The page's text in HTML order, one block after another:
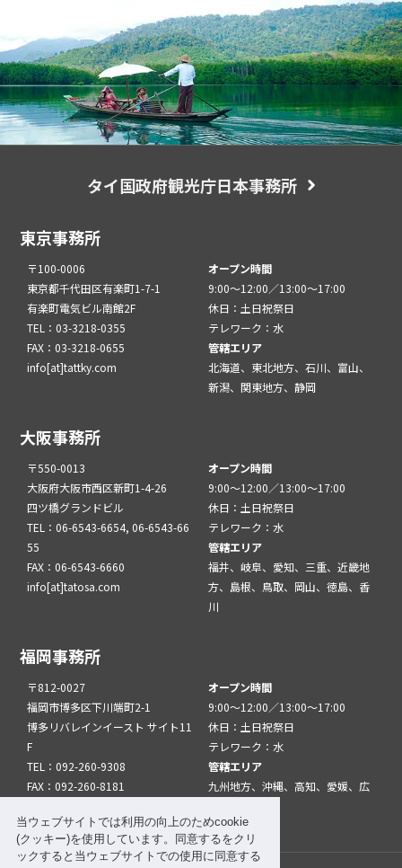
当ウェブサイトでは利用の向上のためcookie
(クッキー)を使用しています。同意するをクリ
ックすると当ウェブサイトでの使用に同意する
タイ国政府観光庁日本事務所
東京事務所
〒100-0006
東京都千代田区有楽町1-7-1
有楽町電気ビル南館2F
TEL：03-3218-0355
FAX：03-3218-0655
info[at]tattky.com
オープン時間
9:00～12:00／13:00～17:00
休日：土日祝祭日
テレワーク：水
管轄エリア
北海道、東北地方、石川、富山、
新潟、関東地方、静岡
大阪事務所
〒550-0013
大阪府大阪市西区新町1-4-26
四ツ橋グランドビル
TEL：06-6543-6654, 06-6543-66
55
FAX：06-6543-6660
info[at]tatosa.com
オープン時間
9:00～12:00／13:00～17:00
休日：土日祝祭日
テレワーク：水
管轄エリア
福井、岐阜、愛知、三重、近畿地
方、島根、鳥取、岡山、徳島、香
川
福岡事務所
〒812-0027
福岡市博多区下川端町2-1
博多リバレインイースト サイト11
F
TEL：092-260-9308
FAX：092-260-8181
オープン時間
9:00～12:00／13:00～17:00
休日：土日祝祭日
テレワーク：水
管轄エリア
九州地方、沖縄、高知、愛媛、広